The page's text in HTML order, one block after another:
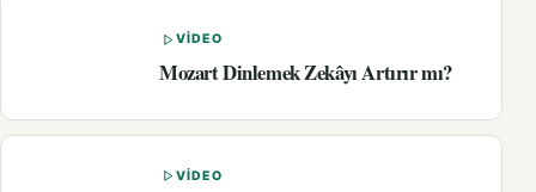
VIDEO
Mozart Dinlemek Zekâyı Artırır mı?
VIDEO